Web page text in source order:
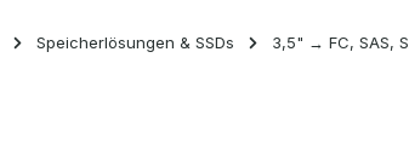
Speicherlösungen & SSDs 3,5" → FC, SAS,